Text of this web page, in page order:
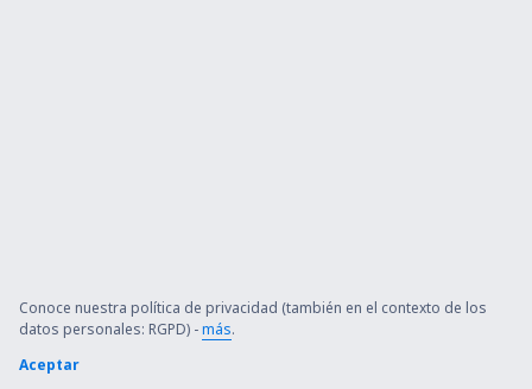
Conoce nuestra política de privacidad (también en el contexto de los
datos personales: RGPD) -más.
Aceptar